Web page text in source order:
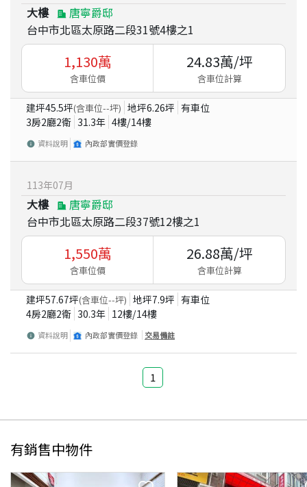
大樓
唐寧爵邸
台中市北區太原路二段31號4樓之1
1,130萬
含車位價
24.83萬/坪
含車位計算
建坪45.5坪(含車位--坪) 地坪6.26坪 有車位
3房2廳2衛 31.3年 4樓/14樓
資料說明 內政部實價登錄
113年07月
大樓
唐寧爵邸
台中市北區太原路二段37號12樓之1
1,550萬
含車位價
26.88萬/坪
含車位計算
建坪57.67坪(含車位--坪) 地坪7.9坪 有車位
4房2廳2衛 30.3年 12樓/14樓
資料說明 內政部實價登錄 交易備註
1
有銷售中物件